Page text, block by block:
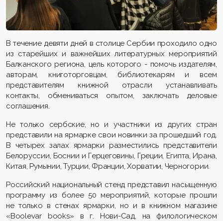
В течение девяти дней в столице Сербии проходило одно
из старейших и важнейших литературных мероприятий
Балканского региона, цель которого - помочь издателям,
авторам, книготорговцам, библиотекарям и всем
представителям книжной отрасли устанавливать
контакты, обмениваться опытом, заключать деловые
соглашения.
Не только сербские, но и участники из других стран
представили на ярмарке свои новинки за прошедший год.
В четырех залах ярмарки разместились представители
Белоруссии, Боснии и Герцеговины, Греции, Египта, Ирана,
Китая, Румынии, Турции, Франции, Хорватии, Черногории.
Российский национальный стенд представил насыщенную
программу из более 50 мероприятий, которые прошли
не только в стенах ярмарки, но и в книжном магазине
«Boolevar books» в г. Нови-Сад, на филологическом